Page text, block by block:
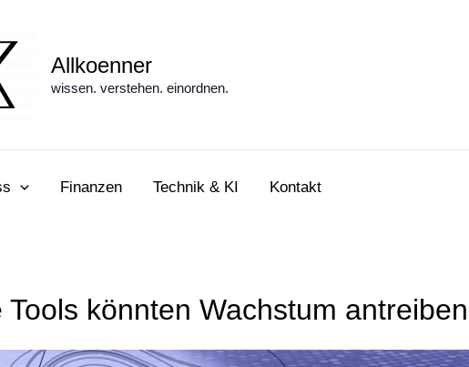
Allkoenner
wissen. verstehen. einordnen.
Finanzen Technik & KI Kontakt
könnten Wachstum